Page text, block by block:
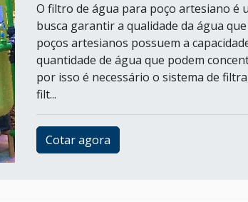
O filtro de água para poço artesiano é
busca garantir a qualidade da água
poços artesianos possuem a
quantidade de água que podem
por isso é necessário o sistema de
filt...
Cotar agora